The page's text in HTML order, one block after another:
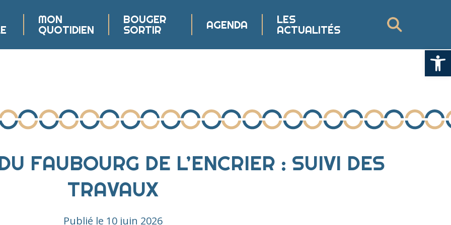
Ouvrir
MON
QUOTIDIEN
BOUGER
SORTIR
AGENDA
LES
ACTUALITÉS
FAUBOURG DE L’ENCRIER : SUIVI DES
TRAVAUX
Publié le 10 juin 2026